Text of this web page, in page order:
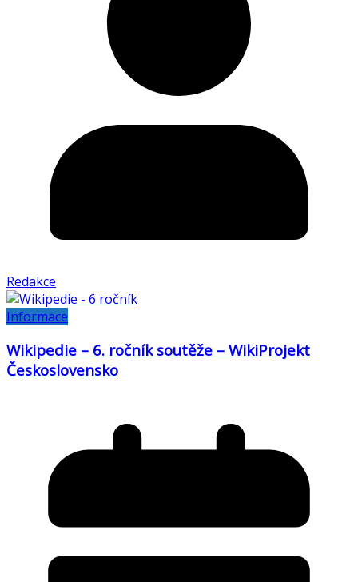
Redakce
Informace
Wikipedie – 6. ročník soutěže – WikiProjekt
Československo